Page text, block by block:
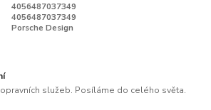
4056487037349
4056487037349
Porsche Design
služeb. Posíláme do celého světa.